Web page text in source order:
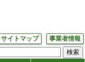
サイトマップ 事業者情報